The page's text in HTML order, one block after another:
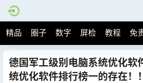
精品 圈子 数字 屏检 教程 免
德国军工级别电脑系统优化
统优化软件排行榜一的存在！